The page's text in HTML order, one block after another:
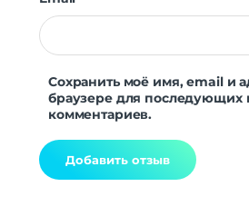
Сохранить моё имя, email и
браузере для последующих
комментариев.